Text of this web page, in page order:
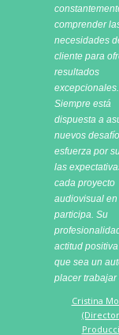
comprender
necesidades
cliente para
resultados
excepcionales.
Siempre está
dispuesta a
nuevos
esfuerza por
las
cada proyecto
audiovisual
participa. Su
actitud
que sea un
placer trabajar
Cristina